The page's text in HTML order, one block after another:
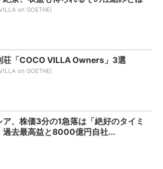
on GOETHE)
荘「COCO VILLA Owners」3選
on GOETHE)
ア、株価3分の1急落は「絶好のタイミ
去最高益と8000億円自社...